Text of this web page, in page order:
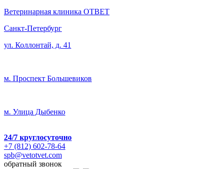
Ветеринарная клиника ОТВЕТ
Санкт-Петербург
ул. Коллонтай, д. 41
м. Проспект Большевиков
м. Улица Дыбенко
24/7 круглосуточно
+7 (812) 602-78-64
spb@vetotvet.com
обратный звонок